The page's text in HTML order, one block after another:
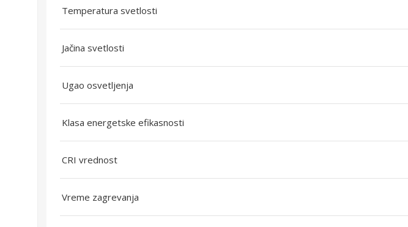
Temperatura svetlosti
Jačina svetlosti
Ugao osvetljenja
Klasa energetske efikasnosti
CRI vrednost
Vreme zagrevanja